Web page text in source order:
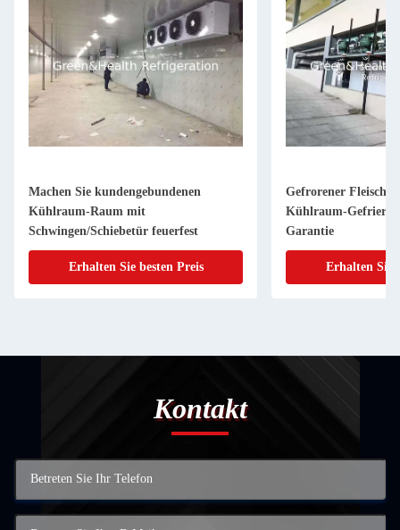
Machen Sie kundengebundenen
Kühlraum-Raum mit
Schwingen/Schiebetür feuerfest
Erhalten Sie besten Preis
Gefrorener Fleisch-/
Kühlraum-
Garantie
Erhalten Sie
Kontakt